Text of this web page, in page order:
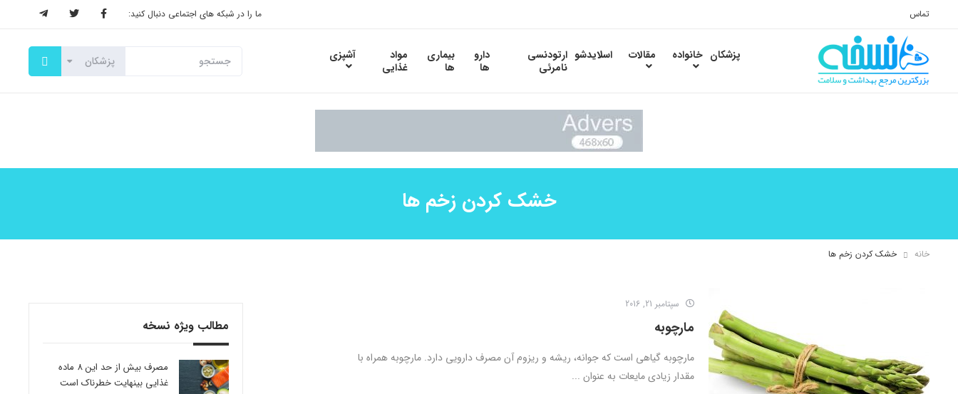
تماس ما را در شبکه های اجتماعی دنبال کنید:
پزشکان خانواده مقالات اسلایدشو ارتودنسی
نامرئی
دارو
ها
بیماری
ها
مواد
غذایی
آشپزی
خشک کردن زخم ها
خانه خشک کردن زخم ها
سپتامبر 21, 2016
مارچوبه
مارچوبه گیاهی است که جوانه، ریشه و ریزوم آن مصرف دارویی دارد. مارچوبه همراه با
مقدار زیادی مایعات به عنوان ...
مطالب ویژه نسخه
مصرف بیش از حد این 8 ماده
غذایی بینهایت خطرناک است